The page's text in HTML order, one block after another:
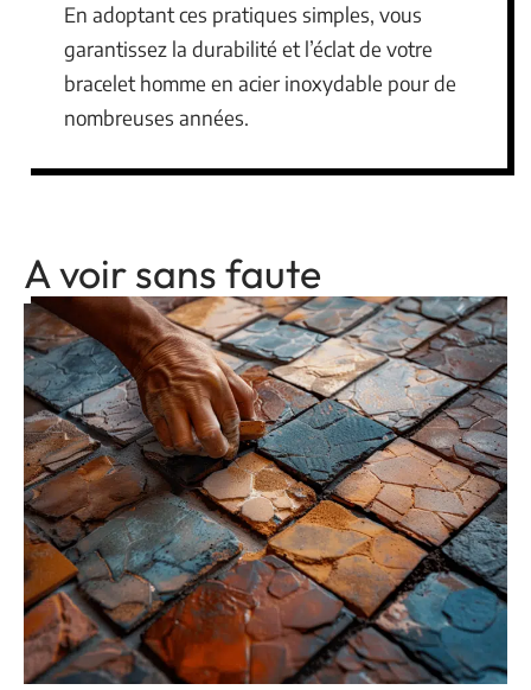
En adoptant ces pratiques simples, vous
garantissez la durabilité et l’éclat de votre
bracelet homme en acier inoxydable pour de
nombreuses années.
A voir sans faute